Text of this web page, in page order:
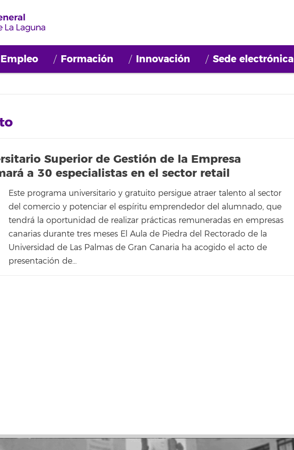
Empleo Formación Innovación Sede electrónica
Superior de Gestión de la Empresa
a 30 especialistas en el sector retail
Este programa universitario y gratuito persigue atraer talento al sector
del comercio y potenciar el espíritu emprendedor del alumnado, que
tendrá la oportunidad de realizar prácticas remuneradas en empresas
canarias durante tres meses El Aula de Piedra del Rectorado de la
Universidad de Las Palmas de Gran Canaria ha acogido el acto de
presentación de…